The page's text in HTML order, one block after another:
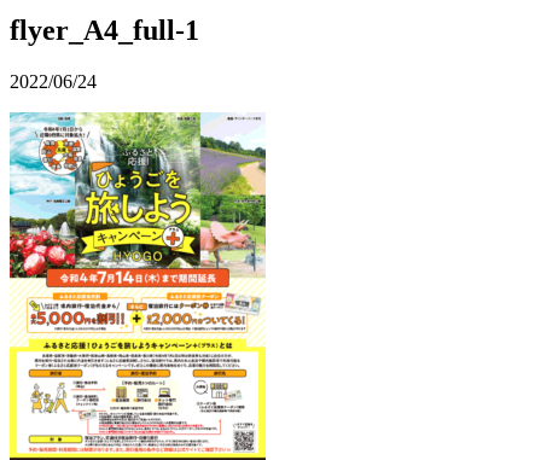
flyer_A4_full-1
2022/06/24